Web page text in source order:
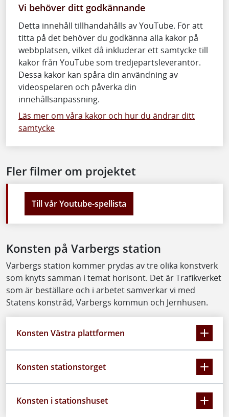
Vi behöver ditt godkännande
Detta innehåll tillhandahålls av YouTube. För att
titta på det behöver du godkänna alla kakor på
webbplatsen, vilket då inkluderar ett samtycke till
kakor från YouTube som tredjepartsleverantör.
Dessa kakor kan spåra din användning av
videospelaren och påverka din
innehållsanpassning.
Läs mer om våra kakor och hur du ändrar ditt
samtycke
Fler filmer om projektet
Till vår Youtube-spellista
Konsten på Varbergs station
Varbergs station kommer prydas av tre olika konstverk
som knyts samman i temat horisont. Det är Trafikverket
som är beställare och i arbetet samverkar vi med
Statens konstråd, Varbergs kommun och Jernhusen.
Konsten Västra plattformen
Konsten stationstorget
Konsten i stationshuset